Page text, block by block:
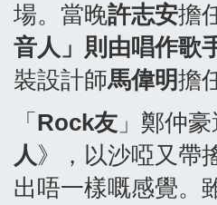
場。當晚許志安擔
音人」則由唱作歌
裝設計師馬偉明擔
「 Rock友 」鄭仲
人》，以沙啞又帶
出唔一樣嘅感覺。